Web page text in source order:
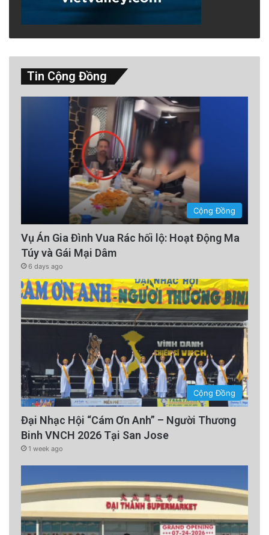
Tin Cộng Đồng
Cộng Đồng
Vụ Án Gia Đình Vua Rác hối lộ: Hoạt Động Ma
Túy và Gái Mại Dâm
6 days ago
Cộng Đồng
Đại Nhạc Hội “Cám Ơn Anh” – Người Thương
Binh VNCH 2026 Tại San Jose
1 week ago